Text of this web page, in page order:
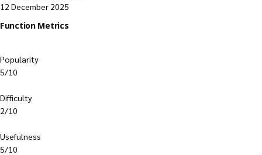
12 December 2025
Function Metrics
Popularity
5/10
Difficulty
2/10
Usefulness
5/10